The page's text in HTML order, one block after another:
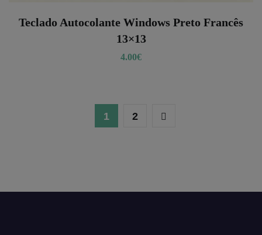
Teclado Autocolante Windows Preto Francês
13×13
4.00€
1 2